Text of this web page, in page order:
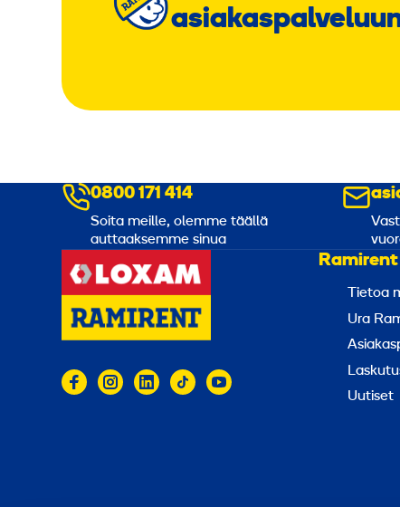
0800 171 414
Soita meille, olemme täällä
auttaaksemme sinua
Tietoa
Ura
Uutiset